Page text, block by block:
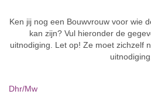
Ken jij nog een Bouwvrouw voor wie
kan zijn? Vul hieronder de
uitnodiging. Let op! Ze moet zichzelf
Dhr/Mw